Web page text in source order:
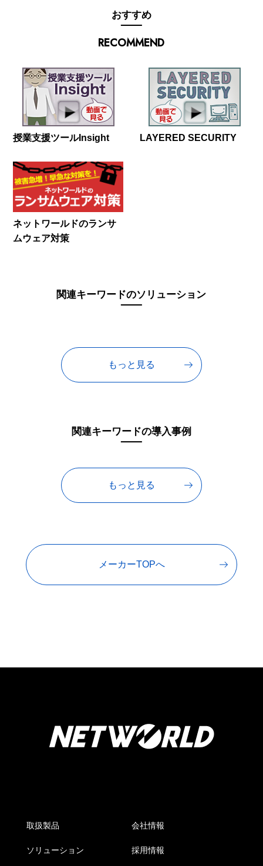
RECOMMEND
おすすめ
授業支援ツールInsight LAYERED SECURITY
ネットワールドのランサ
ムウェア対策
関連キーワードのソリューション
もっと見る
関連キーワードの導入事例
もっと見る
メーカーTOPへ
取扱製品
ソリューション
会社情報
採用情報